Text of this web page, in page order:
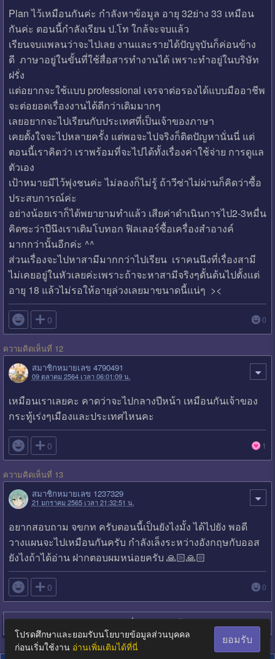
Plan ไว้เหมือนกันค่ะ กำลังหาข้อมูล อายุ 32ย่าง 33 เหมือน
กันค่ะ ตอนนี้กำลังเรียน ป.โท ใกล้จะจบแล้ว
เรียนจบแพลนว่าจะไปเลย งานและรายได้ปัญจุบันก็ค่อนข้าง
ดี ภาษาอยู่ในขั้นที่ใช้สื่อสารทำงานได้ เพราะทำอยู่ในบริษัท
ฝรั่ง
แต่อยากจะใช้แบบ professional เจรจาต่อรองได้แบบมืออาชีพ
จะต่อยอดเรื่องงานได้ดีกว่าเดิมมากๆ
เลยอยากจะไปเรียนกับประเทศที่เป็นเจ้าของภาษา
เคยตั้งใจจะไปหลายครั้ง แต่พอจะไปจริงก็ติดปัญหานั่นนี่ แต่
ตอนนี้เราคิดว่า เราพร้อมที่จะไปได้ทั้งเรื่องค่าใช้จ่าย การดูแล
ตัวเอง
เป้าหมายมีไว้พุ่งชนค่ะ ไม่ลองก็ไม่รู้ ถ้าวีซ่าไม่ผ่านก็คิดว่าซื้อ
ประสบการณ์ค่ะ
อย่างน้อยเราก็ได้พยายามทำแล้ว เสียค่าดำเนินการไป2-3หมื่น
คิดซะว่าปีนึงเราเติมโบทอก ฟิลเลอร์ซื้อเครื่องสำอางค์
มากกว่านั้นอีกค่ะ ^^
ส่วนเรื่องจะไปหาสามีมากกว่าไปเรียน เราคนนึงที่เรื่องสามี
ไม่เคยอยู่ในหัวเลยค่ะเพราะถ้าจะหาสามีจริงๆดั้นด้นไปตั้งแต่
อายุ 18 แล้วไม่รอให้อายุล่วงเลยมาขนาดนี้แน่ๆ ><
 0 0
ความคิดเห็นที่ 12
สมาชิกหมายเลข 4790491
09 ตุลาคม 2564 เวลา 06:01:09 น.
เหมือนเราเลยคะ คาดว่าจะไปกลางปีหน้า เหมือนกันเจ้าของ
กระทู้เร่งๆเมืองและประเทศไหนคะ
 0 1
ความคิดเห็นที่ 13
สมาชิกหมายเลข 1237329
21 มกราคม 2565 เวลา 21:32:51 น.
อยากสอบถาม จขกท ครับตอนนี้เป็นยังไงมั้ง ได้ไปยัง พอดี
วางแผนจะไปเหมือนกันครับ กำลังเล็งระหว่างอังกฤษกับออส
ยังไงถ้าได้อ่าน ฝากตอบผมหน่อยครับ 🙏🏻🙏🏻
 0 0
Loginเพื่อตอบกระทู้
โปรดศึกษาและยอมรับนโยบายข้อมูลส่วนบุคคล
ก่อนเริ่มใช้งาน อ่านเพิ่มเติมได้ที่นี่
ยอมรับ